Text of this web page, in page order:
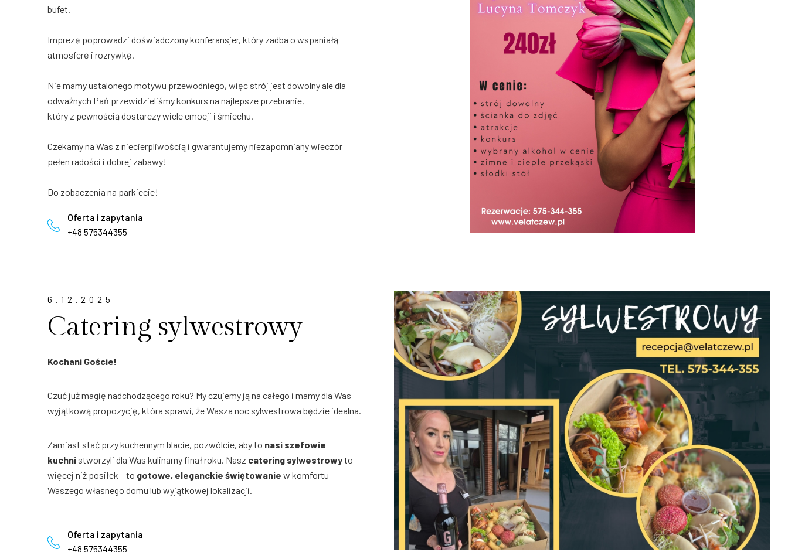
bufet.
Imprezę poprowadzi doświadczony konferansjer, który zadba o wspaniałą
atmosferę i rozrywkę.
Nie mamy ustalonego motywu przewodniego, więc strój jest dowolny ale dla
odważnych Pań przewidzieliśmy konkurs na najlepsze przebranie,
który z pewnością dostarczy wiele emocji i śmiechu.
Czekamy na Was z niecierpliwością i gwarantujemy niezapomniany wieczór
pełen radości i dobrej zabawy!
Do zobaczenia na parkiecie!
Oferta i zapytania
+48 575344355
6.12.2025
Catering sylwestrowy
Kochani Goście!
Czuć już magię nadchodzącego roku? My czujemy ją na całego i mamy dla Was
wyjątkową propozycję, która sprawi, że Wasza noc sylwestrowa będzie idealna.
Zamiast stać przy kuchennym blacie, pozwólcie, aby to nasi szefowie
kuchni stworzyli dla Was kulinarny finał roku. Nasz catering sylwestrowyto
więcej niż posiłek – to gotowe, eleganckie świętowanie w komfortu
Waszego własnego domu lub wyjątkowej lokalizacji.
Oferta i zapytania
+48 575344355